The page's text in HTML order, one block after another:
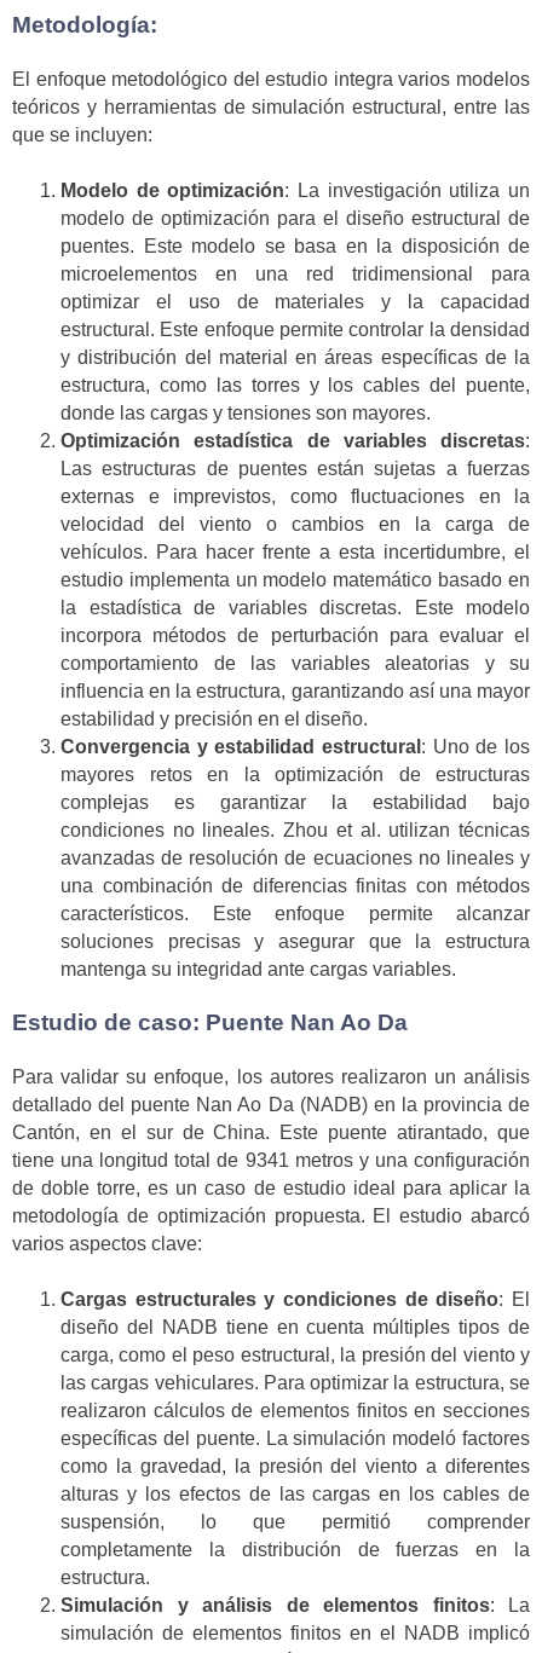
Metodología:
El enfoque metodológico del estudio integra varios modelos
teóricos y herramientas de simulación estructural, entre las
que se incluyen:
Modelo de optimización: La investigación utiliza un
modelo de optimización para el diseño estructural de
puentes. Este modelo se basa en la disposición de
microelementos en una red tridimensional para
optimizar el uso de materiales y la capacidad
estructural. Este enfoque permite controlar la densidad
y distribución del material en áreas específicas de la
estructura, como las torres y los cables del puente,
donde las cargas y tensiones son mayores.
Optimización estadística de variables discretas:
Las estructuras de puentes están sujetas a fuerzas
externas e imprevistos, como fluctuaciones en la
velocidad del viento o cambios en la carga de
vehículos. Para hacer frente a esta incertidumbre, el
estudio implementa un modelo matemático basado en
la estadística de variables discretas. Este modelo
incorpora métodos de perturbación para evaluar el
comportamiento de las variables aleatorias y su
influencia en la estructura, garantizando así una mayor
estabilidad y precisión en el diseño.
Convergencia y estabilidad estructural : Uno de los
mayores retos en la optimización de estructuras
complejas es garantizar la estabilidad bajo
condiciones no lineales. Zhou et al. utilizan técnicas
avanzadas de resolución de ecuaciones no lineales y
una combinación de diferencias finitas con métodos
característicos. Este enfoque permite alcanzar
soluciones precisas y asegurar que la estructura
mantenga su integridad ante cargas variables.
Estudio de caso: Puente Nan Ao Da
Para validar su enfoque, los autores realizaron un análisis
detallado del puente Nan Ao Da (NADB) en la provincia de
Cantón, en el sur de China. Este puente atirantado, que
tiene una longitud total de 9341 metros y una configuración
de doble torre, es un caso de estudio ideal para aplicar la
metodología de optimización propuesta. El estudio abarcó
varios aspectos clave:
Cargas estructurales y condiciones de diseño: El
diseño del NADB tiene en cuenta múltiples tipos de
carga, como el peso estructural, la presión del viento y
las cargas vehiculares. Para optimizar la estructura, se
realizaron cálculos de elementos finitos en secciones
específicas del puente. La simulación modeló factores
como la gravedad, la presión del viento a diferentes
alturas y los efectos de las cargas en los cables de
suspensión, lo que permitió comprender
completamente la distribución de fuerzas en la
estructura.
Simulación y análisis de elementos finitos: La
simulación de elementos finitos en el NADB implicó